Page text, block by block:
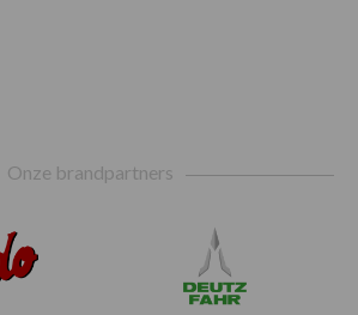
Onze brandpartners